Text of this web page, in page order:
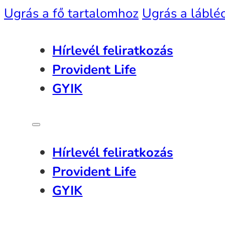
Ugrás a fő tartalomhoz Ugrás a
Hírlevél feliratkozás
Provident Life
GYIK
Hírlevél feliratkozás
Provident Life
GYIK